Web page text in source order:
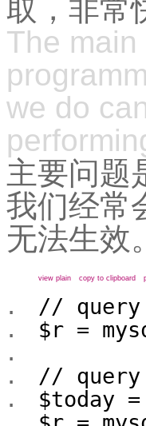
取，非常
The
we do
主要问题
我们经常
无法生效。
view plain copy to clipboard
// query
$r =
// query
$today =